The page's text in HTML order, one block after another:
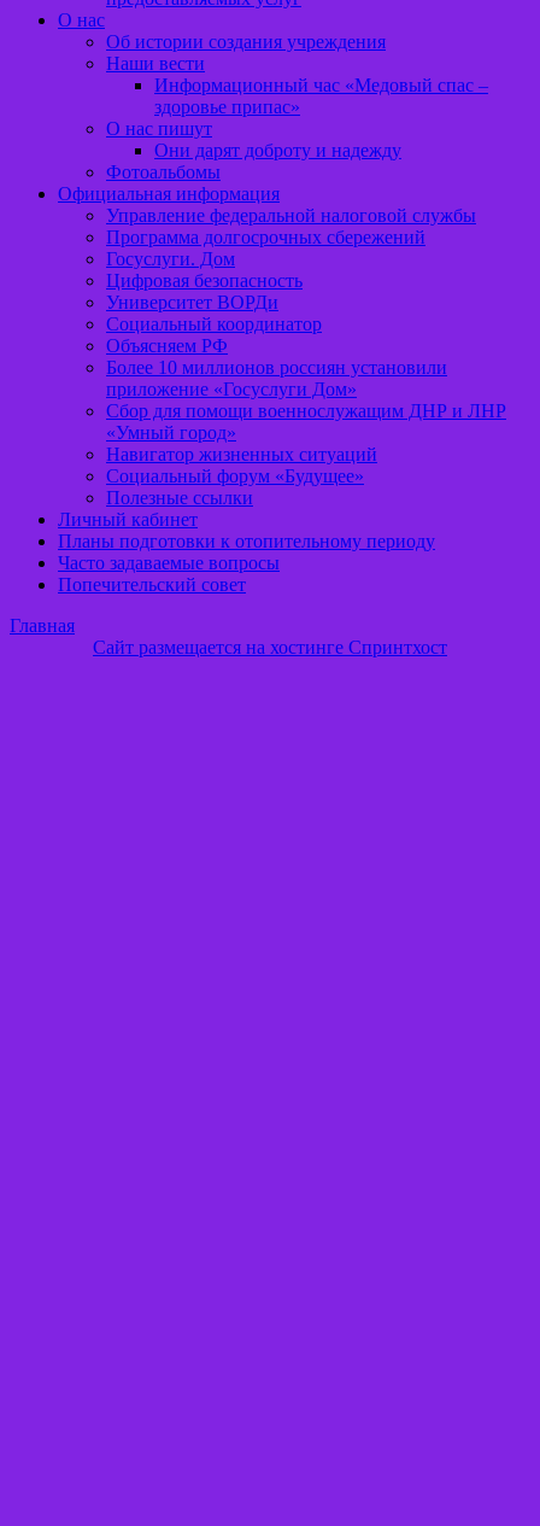
О нас
Об истории создания учреждения
Наши вести
Информационный час «Медовый спас –
здоровье припас»
О нас пишут
Они дарят доброту и надежду
Фотоальбомы
Официальная информация
Управление федеральной налоговой службы
Программа долгосрочных сбережений
Госуслуги. Дом
Цифровая безопасность
Университет ВОРДи
Социальный координатор
Объясняем РФ
Более 10 миллионов россиян установили
приложение «Госуслуги Дом»
Сбор для помощи военнослужащим ДНР и ЛНР
«Умный город»
Навигатор жизненных ситуаций
Социальный форум «Будущее»
Полезные ссылки
Личный кабинет
Планы подготовки к отопительному периоду
Часто задаваемые вопросы
Попечительский совет
Главная
Сайт размещается на хостинге Спринтхост